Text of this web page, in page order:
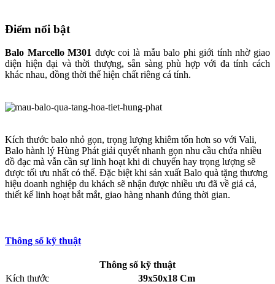
Điểm nổi bật
Balo Marcello M301 được coi là mẫu balo phi giới tính nhờ giao
diện hiện đại và thời thượng, sẵn sàng phù hợp với đa tính cách
khác nhau, đồng thời thể hiện chất riêng cá tính.
Kích thước balo nhỏ gọn, trọng lượng khiêm tốn hơn so với Vali,
Balo hành lý Hùng Phát giải quyết nhanh gọn nhu cầu chứa nhiều
đồ đạc mà vẫn cần sự linh hoạt khi di chuyển hay trọng lượng sẽ
được tối ưu nhất có thể. Đặc biệt khi sản xuất Balo quà tặng thương
hiệu doanh nghiệp du khách sẽ nhận được nhiều ưu đã về giá cả,
thiết kế linh hoạt bắt mắt, giao hàng nhanh đúng thời gian.
Thông số kỹ thuật
Thông số kỹ thuật
Kích thước
39x50x18 Cm